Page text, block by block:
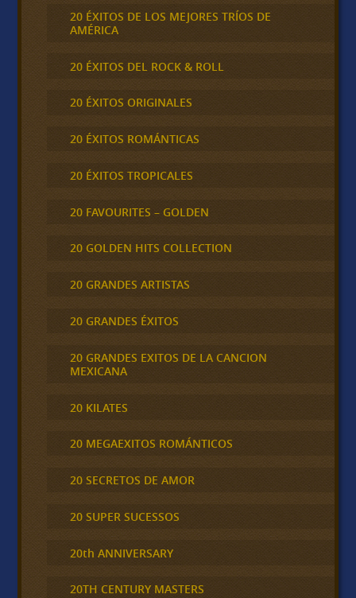
20 ÉXITOS DE LOS MEJORES TRÍOS DE
AMÉRICA
20 ÉXITOS DEL ROCK & ROLL
20 ÉXITOS ORIGINALES
20 ÉXITOS ROMÁNTICAS
20 ÉXITOS TROPICALES
20 FAVOURITES – GOLDEN
20 GOLDEN HITS COLLECTION
20 GRANDES ARTISTAS
20 GRANDES ÉXITOS
20 GRANDES EXITOS DE LA CANCION
MEXICANA
20 KILATES
20 MEGAEXITOS ROMÁNTICOS
20 SECRETOS DE AMOR
20 SUPER SUCESSOS
20th ANNIVERSARY
20TH CENTURY MASTERS